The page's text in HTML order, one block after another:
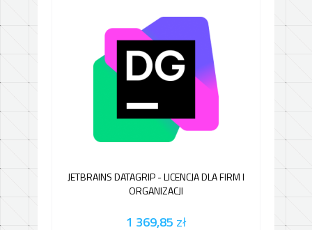
JETBRAINS DATAGRIP - LICENCJA DLA FIRM I
ORGANIZACJI
1 369,85 zł